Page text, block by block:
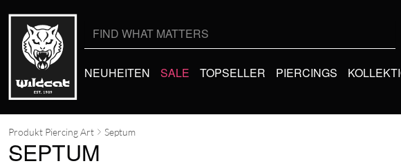
NEUHEITEN SALE TOPSELLER PIERCINGS
Produkt Piercing Art Septum
SEPTUM